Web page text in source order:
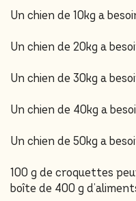
Un chien de 10kg a
Un chien de 20kg a
Un chien de 30kg a
Un chien de 40kg a
Un chien de 50kg a
100 g de croquettes
boîte de 400 g